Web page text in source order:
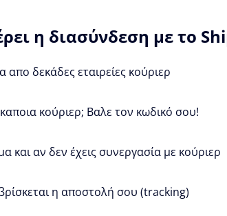
η διασύνδεση με το
απο δεκάδες εταιρείες κούριερ
κούριερ; Βαλε τον κωδικό σου!
και αν δεν έχεις συνεργασία με κούριερ
η αποστολή σου (tracking)